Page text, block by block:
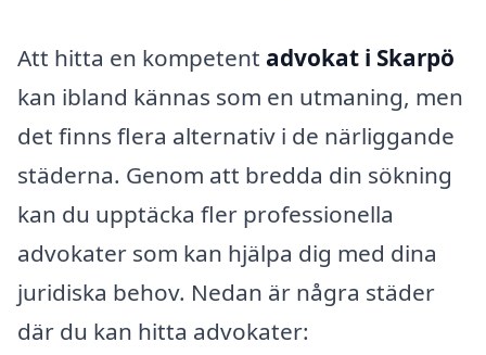
Att hitta en kompetent advokat i Skarpö
kan ibland kännas som en utmaning, men
det finns flera alternativ i de närliggande
städerna. Genom att bredda din sökning
kan du upptäcka fler professionella
advokater som kan hjälpa dig med dina
juridiska behov. Nedan är några städer
där du kan hitta advokater: